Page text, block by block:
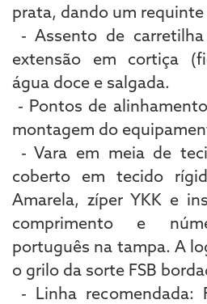
prata, dando um requinte
- Assento de
extensão em cortiça
água doce e salgada.
- Pontos de
montagem do
- Vara em meia de
coberto em tecido
Amarela, zíper YKK e
comprimento e
português na tampa. A
o grilo da sorte FSB
- Linha recomendada: